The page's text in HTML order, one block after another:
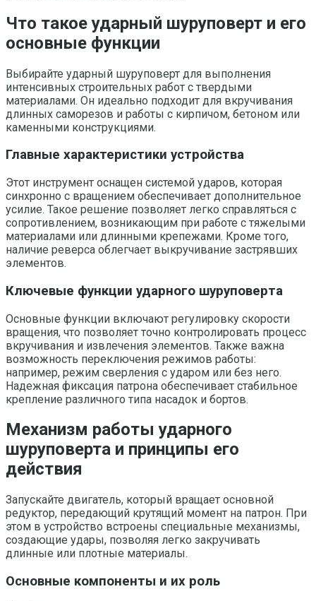
Что такое ударный шуруповерт и его
основные функции
Выбирайте ударный шуруповерт для выполнения
интенсивных строительных работ с твердыми
материалами. Он идеально подходит для вкручивания
длинных саморезов и работы с кирпичом, бетоном или
каменными конструкциями.
Главные характеристики устройства
Этот инструмент оснащен системой ударов, которая
синхронно с вращением обеспечивает дополнительное
усилие. Такое решение позволяет легко справляться с
сопротивлением, возникающим при работе с тяжелыми
материалами или длинными крепежами. Кроме того,
наличие реверса облегчает выкручивание застрявших
элементов.
Ключевые функции ударного шуруповерта
Основные функции включают регулировку скорости
вращения, что позволяет точно контролировать процесс
вкручивания и извлечения элементов. Также важна
возможность переключения режимов работы:
например, режим сверления с ударом или без него.
Надежная фиксация патрона обеспечивает стабильное
крепление различного типа насадок и бортов.
Механизм работы ударного
шуруповерта и принципы его
действия
Запускайте двигатель, который вращает основной
редуктор, передающий крутящий момент на патрон. При
этом в устройство встроены специальные механизмы,
создающие удары, позволяя легко закручивать
длинные или плотные материалы.
Основные компоненты и их роль